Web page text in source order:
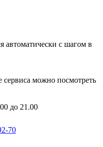
автоматически с шагом в
можно посмотреть
до 21.00
70